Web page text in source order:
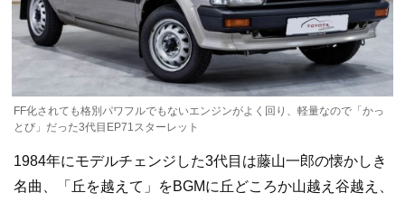
FF化されても格別パワフルでもないエンジンがよく回り、軽量なので「かっ
とび」だった3代目EP71スターレット
1984年にモデルチェンジした3代目は藤山一郎の懐かしき
名曲、「丘を越えて」をBGMに丘どころか山越え谷越え、